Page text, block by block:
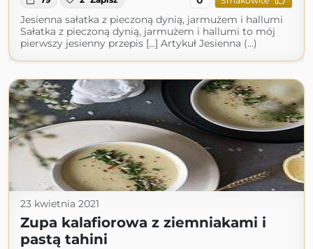
Jesienna sałatka z pieczoną dynią, jarmużem i hallumi
Sałatka z pieczoną dynią, jarmużem i hallumi to mój
pierwszy jesienny przepis […] Artykuł Jesienna (...)
23 kwietnia 2021
Zupa kalafiorowa z ziemniakami i
pastą tahini